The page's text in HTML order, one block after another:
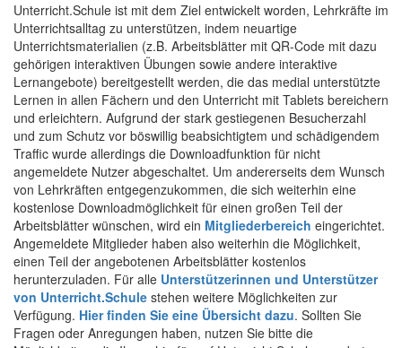
Unterricht.Schule ist mit dem Ziel entwickelt worden, Lehrkräfte im
Unterrichtsalltag zu unterstützen, indem neuartige
Unterrichtsmaterialien (z.B. Arbeitsblätter mit QR-Code mit dazu
gehörigen interaktiven Übungen sowie andere interaktive
Lernangebote) bereitgestellt werden, die das medial unterstützte
Lernen in allen Fächern und den Unterricht mit Tablets bereichern
und erleichtern. Aufgrund der stark gestiegenen Besucherzahl
und zum Schutz vor böswillig beabsichtigtem und schädigendem
Traffic wurde allerdings die Downloadfunktion für nicht
angemeldete Nutzer abgeschaltet. Um andererseits dem Wunsch
von Lehrkräften entgegenzukommen, die sich weiterhin eine
kostenlose Downloadmöglichkeit für einen großen Teil der
Arbeitsblätter wünschen, wird ein Mitgliederbereich eingerichtet.
Angemeldete Mitglieder haben also weiterhin die Möglichkeit,
einen Teil der angebotenen Arbeitsblätter kostenlos
herunterzuladen. Für alle Unterstützerinnen und Unterstützer
von Unterricht.Schule stehen weitere Möglichkeiten zur
Verfügung. Hier finden Sie eine Übersicht dazu. Sollten Sie
Fragen oder Anregungen haben, nutzen Sie bitte die